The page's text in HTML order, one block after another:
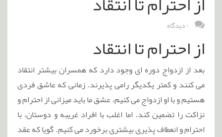
از احترام تا انتقاد
۰ دیدگاه
از احترام تا انتقاد
بعد از ازدواج دوره ای وجود دارد که همسران بیشتر انتقاد
می کنند و کمتر یکدیگر رامی پذیرند. زمانی که عاشق فردی
هستیم و با او ازدواج می کنیم، عشق ما باید میزانی از احترام و
نزاکت را تضمین کند. اما اغلب با افراد غریبه و دوستان، با
احترام و انعطاف پذیری بیشتری برخورد می کنیم. گویا که عقد